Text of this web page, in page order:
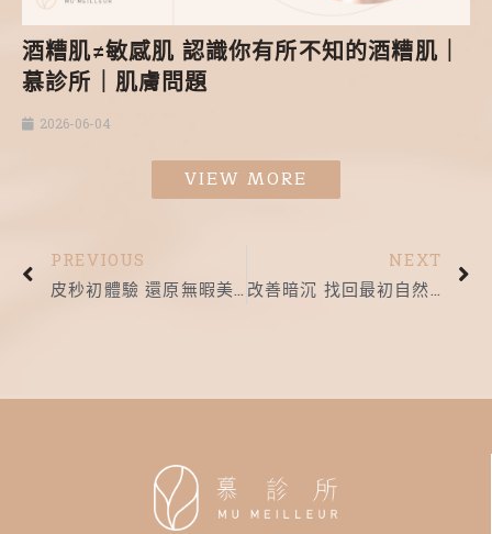
酒糟肌≠敏感肌 認識你有所不知的酒糟肌｜
慕診所｜肌膚問題
2026-06-04
VIEW MORE
PREVIOUS
皮秒初體驗 還原無暇美肌好膚質｜慕診所｜皮秒雷射
NEXT
改善暗沉 找回最初自然美肌｜慕診所｜水飛梭彩衝光